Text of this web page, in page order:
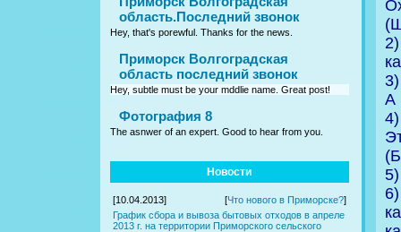
область.Последний звонок
Hey, that's porewful. Thanks for the news.
Приморск Волгоградская
область последний звонок
Hey, subtle must be your mddlie name. Great post!
Фотография 8
The asnwer of an expert. Good to hear from you.
Новости
[10.04.2013] [Что нового в Приморске?]
График сбора и вывоза бытовых отходов в апреле
2013 г. на территории Приморского сельского
А